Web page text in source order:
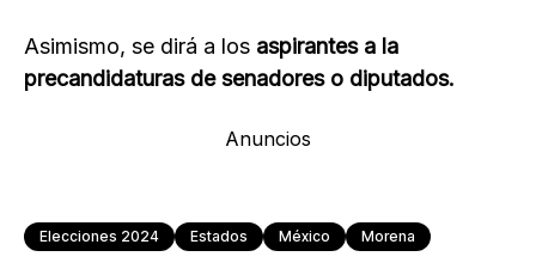
Asimismo, se dirá a los aspirantes a la
precandidaturas de senadores o diputados.
Anuncios
Elecciones 2024 Estados México Morena